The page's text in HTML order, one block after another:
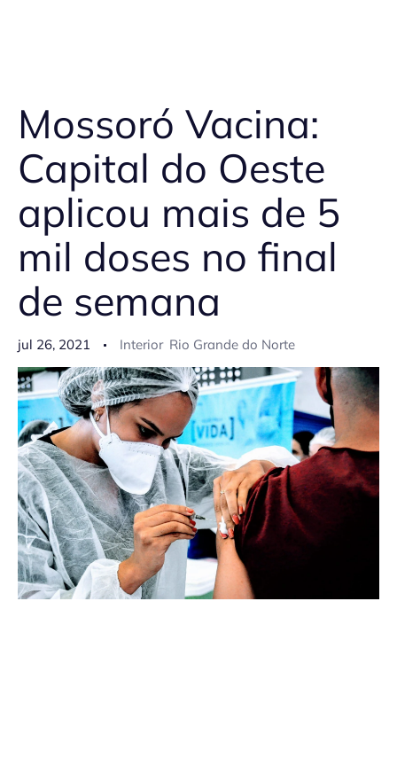
Mossoró Vacina:
Capital do Oeste
aplicou mais de 5
mil doses no final
de semana
jul 26, 2021 Interior Rio Grande do Norte